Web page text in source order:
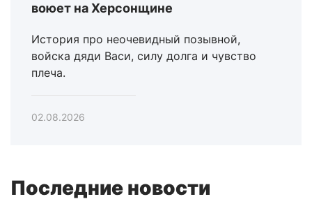
воюет на Херсонщине
История про неочевидный позывной,
войска дяди Васи, силу долга и чувство
плеча.
02.08.2026
Последние новости